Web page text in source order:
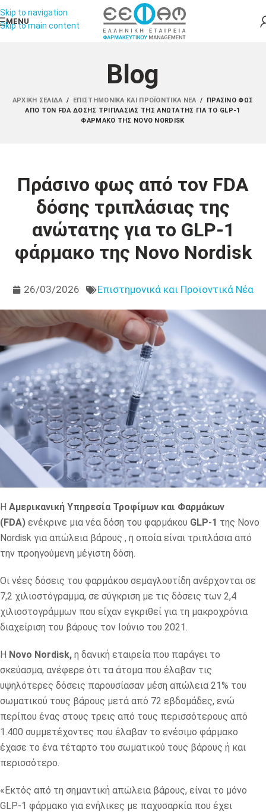
Skip to navigation
Skip to main content
MENU
Blog
ΑΡΧΙΚΉ ΣΕΛΊΔΑ / ΕΠΙΣΤΗΜΟΝΙΚΆ ΚΑΙ ΠΡΟΪΟΝΤΙΚΆ ΝΈΑ /
ΠΡΆΣΙΝΟ ΦΩΣ
ΑΠΌ ΤΟΝ FDA ΔΌΣΗΣ ΤΡΙΠΛΆΣΙΑΣ ΤΗΣ ΑΝΏΤΑΤΗΣ ΓΙΑ ΤΟ GLP-1
ΦΆΡΜΑΚΟ ΤΗΣ NOVO NORDISK
Πράσινο φως από τον FDA
δόσης τριπλάσιας της
ανώτατης για το GLP-1
φάρμακο της Novo Nordisk
26/03/2026 Επιστημονικά και Προϊοντικά Νέα
Η Αμερικανική Υπηρεσία Τροφίμων και Φαρμάκων
(FDA) ενέκρινε μια νέα δόση του φαρμάκου GLP-1 της Novo
Nordisk για απώλεια βάρους , η οποία είναι τριπλάσια από
την προηγούμενη μέγιστη δόση.
Οι νέες δόσεις του φαρμάκου σεμαγλουτίδη ανέρχονται σε
7,2 χιλιοστόγραμμα, σε σύγκριση με τις δόσεις των 2,4
χιλιοστογράμμων που είχαν εγκριθεί για τη μακροχρόνια
διαχείριση του βάρους τον Ιούνιο του 2021.
Η Novo Nordisk, η δανική εταιρεία που παράγει το
σκεύασμα, ανέφερε ότι τα άτομα που έλαβαν τις
υψηλότερες δόσεις παρουσίασαν μέση απώλεια 21% του
σωματικού τους βάρους μετά από 72 εβδομάδες, ενώ
περίπου ένας στους τρεις από τους περισσότερους από
1.400 συμμετέχοντες που έλαβαν το ενέσιμο φάρμακο
έχασε το ένα τέταρτο του σωματικού τους βάρους ή και
περισσότερο.
«Εκτός από τη σημαντική απώλεια βάρους, είναι το μόνο
GLP-1 φάρμακο για ενήλικες με παχυσαρκία που έχει